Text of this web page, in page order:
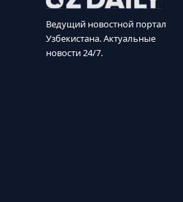
Ведущий новостной портал
Узбекистана. Актуальные
новости 24/7.